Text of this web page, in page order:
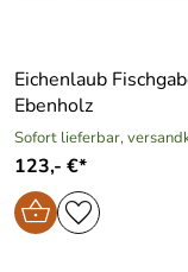
Eichenlaub
Ebenholz
Sofort lieferbar,
123,- €*